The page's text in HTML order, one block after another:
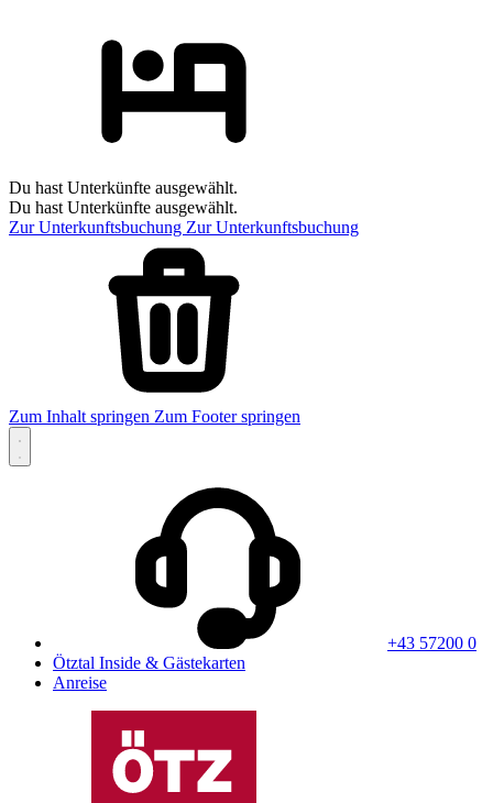
Du hast Unterkünfte ausgewählt.
Du hast Unterkünfte ausgewählt.
Zur Unterkunftsbuchung Zur Unterkunftsbuchung
Zum Inhalt springen Zum Footer springen
+43 57200 0
Ötztal Inside & Gästekarten
Anreise